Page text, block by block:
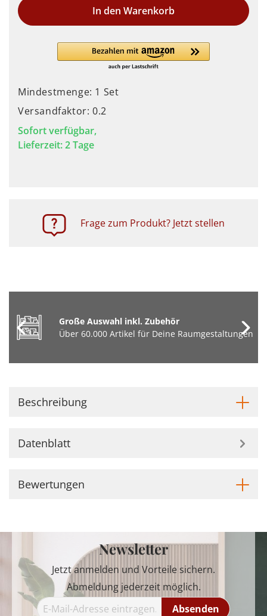
In den Warenkorb
Mindestmenge: 1 Set
Versandfaktor: 0.2
Sofort verfügbar,
Lieferzeit: 2 Tage
Frage zum Produkt? Jetzt stellen
Große Auswahl inkl. Zubehör
Über 60.000 Artikel für Deine Raumgestaltungen
Beschreibung
Datenblatt
Bewertungen
Newsletter
Jetzt anmelden und Vorteile sichern.
Abmeldung jederzeit möglich.
Absenden